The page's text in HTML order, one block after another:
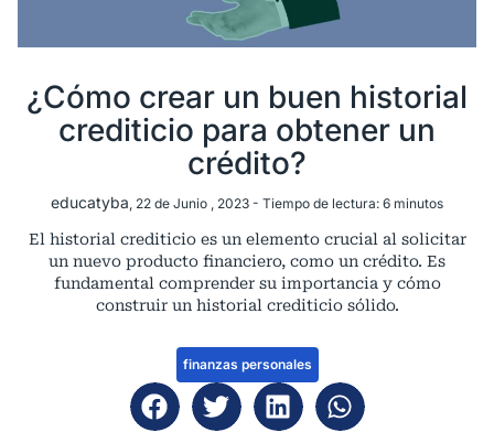
¿Cómo crear un buen historial
crediticio para obtener un
crédito?
educatyba, 22 de Junio , 2023 - Tiempo de lectura: 6 minutos
El historial crediticio es un elemento crucial al solicitar
un nuevo producto financiero, como un crédito. Es
fundamental comprender su importancia y cómo
construir un historial crediticio sólido.
finanzas personales